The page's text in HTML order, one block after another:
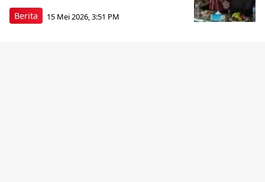
Berita 15 Mei 2026, 3:51 PM